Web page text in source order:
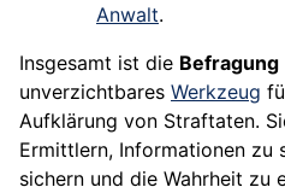
Anwalt.
Insgesamt ist die Befragung
unverzichtbares Werkzeug
Aufklärung von Straftaten.
Ermittlern, Informationen zu
sichern und die Wahrheit zu